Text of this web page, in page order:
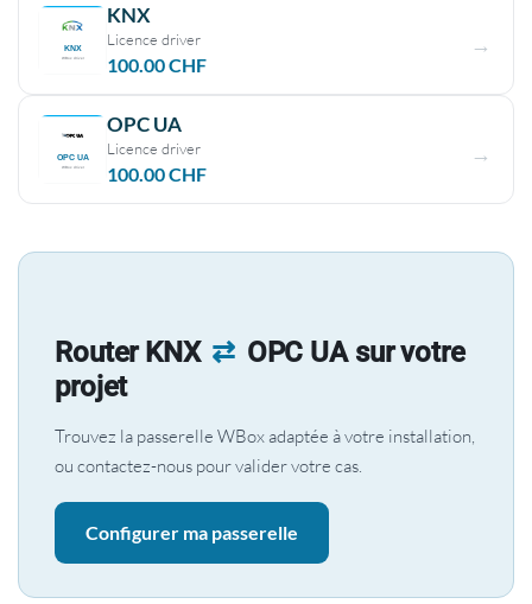
KNX
Licence driver
100.00CHF
OPC UA
Licence driver
100.00CHF
Router KNX ⇄ OPC UA sur votre
projet
Trouvez la passerelle WBox adaptée à votre installation,
ou contactez-nous pour valider votre cas.
Configurer ma passerelle